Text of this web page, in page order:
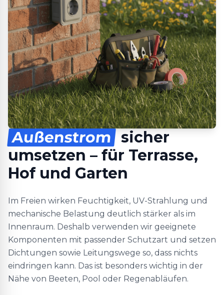
Außenstrom sicher
umsetzen – für Terrasse,
Hof und Garten
Im Freien wirken Feuchtigkeit, UV-Strahlung und
mechanische Belastung deutlich stärker als im
Innenraum. Deshalb verwenden wir geeignete
Komponenten mit passender Schutzart und setzen
Dichtungen sowie Leitungswege so, dass nichts
eindringen kann. Das ist besonders wichtig in der
Nähe von Beeten, Pool oder Regenabläufen.